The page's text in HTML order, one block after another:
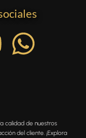
calidad de nuestros
del cliente. ¡Explora